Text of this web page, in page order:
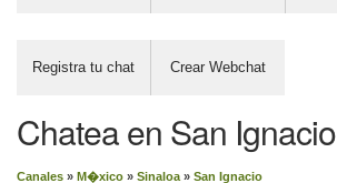
Registra tu chat Crear Webchat
Chatea en San Ignacio
Canales » M�xico » Sinaloa » San Ignacio